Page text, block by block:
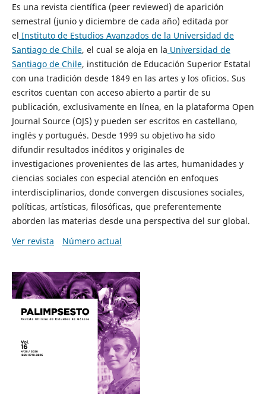
Es una revista científica (peer reviewed) de aparición
semestral (junio y diciembre de cada año) editada por
el Instituto de Estudios Avanzados de la Universidad de
Santiago de Chile, el cual se aloja en la Universidad de
Santiago de Chile, institución de Educación Superior Estatal
con una tradición desde 1849 en las artes y los oficios. Sus
escritos cuentan con acceso abierto a partir de su
publicación, exclusivamente en línea, en la plataforma Open
Journal Source (OJS) y pueden ser escritos en castellano,
inglés y portugués. Desde 1999 su objetivo ha sido
difundir resultados inéditos y originales de
investigaciones provenientes de las artes, humanidades y
ciencias sociales con especial atención en enfoques
interdisciplinarios, donde convergen discusiones sociales,
políticas, artísticas, filosóficas, que preferentemente
aborden las materias desde una perspectiva del sur global.
Ver revista
Número actual